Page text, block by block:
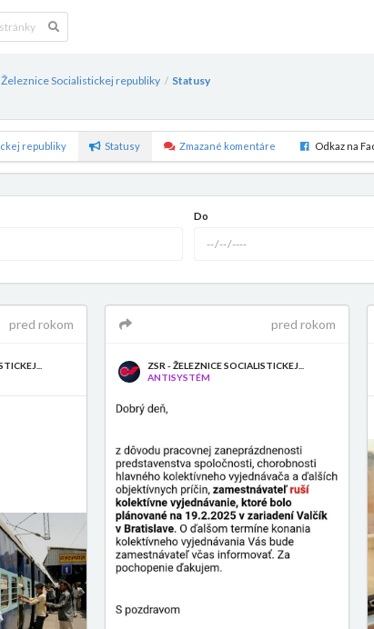
Železnice Socialistickej republiky / Statusy
republiky Statusy Zmazané komentáre Odkaz na
Do
pred rokom pred rokom
ZSR - ŽELEZNICE SOCIALISTICKEJ...
ANTISYSTÉM